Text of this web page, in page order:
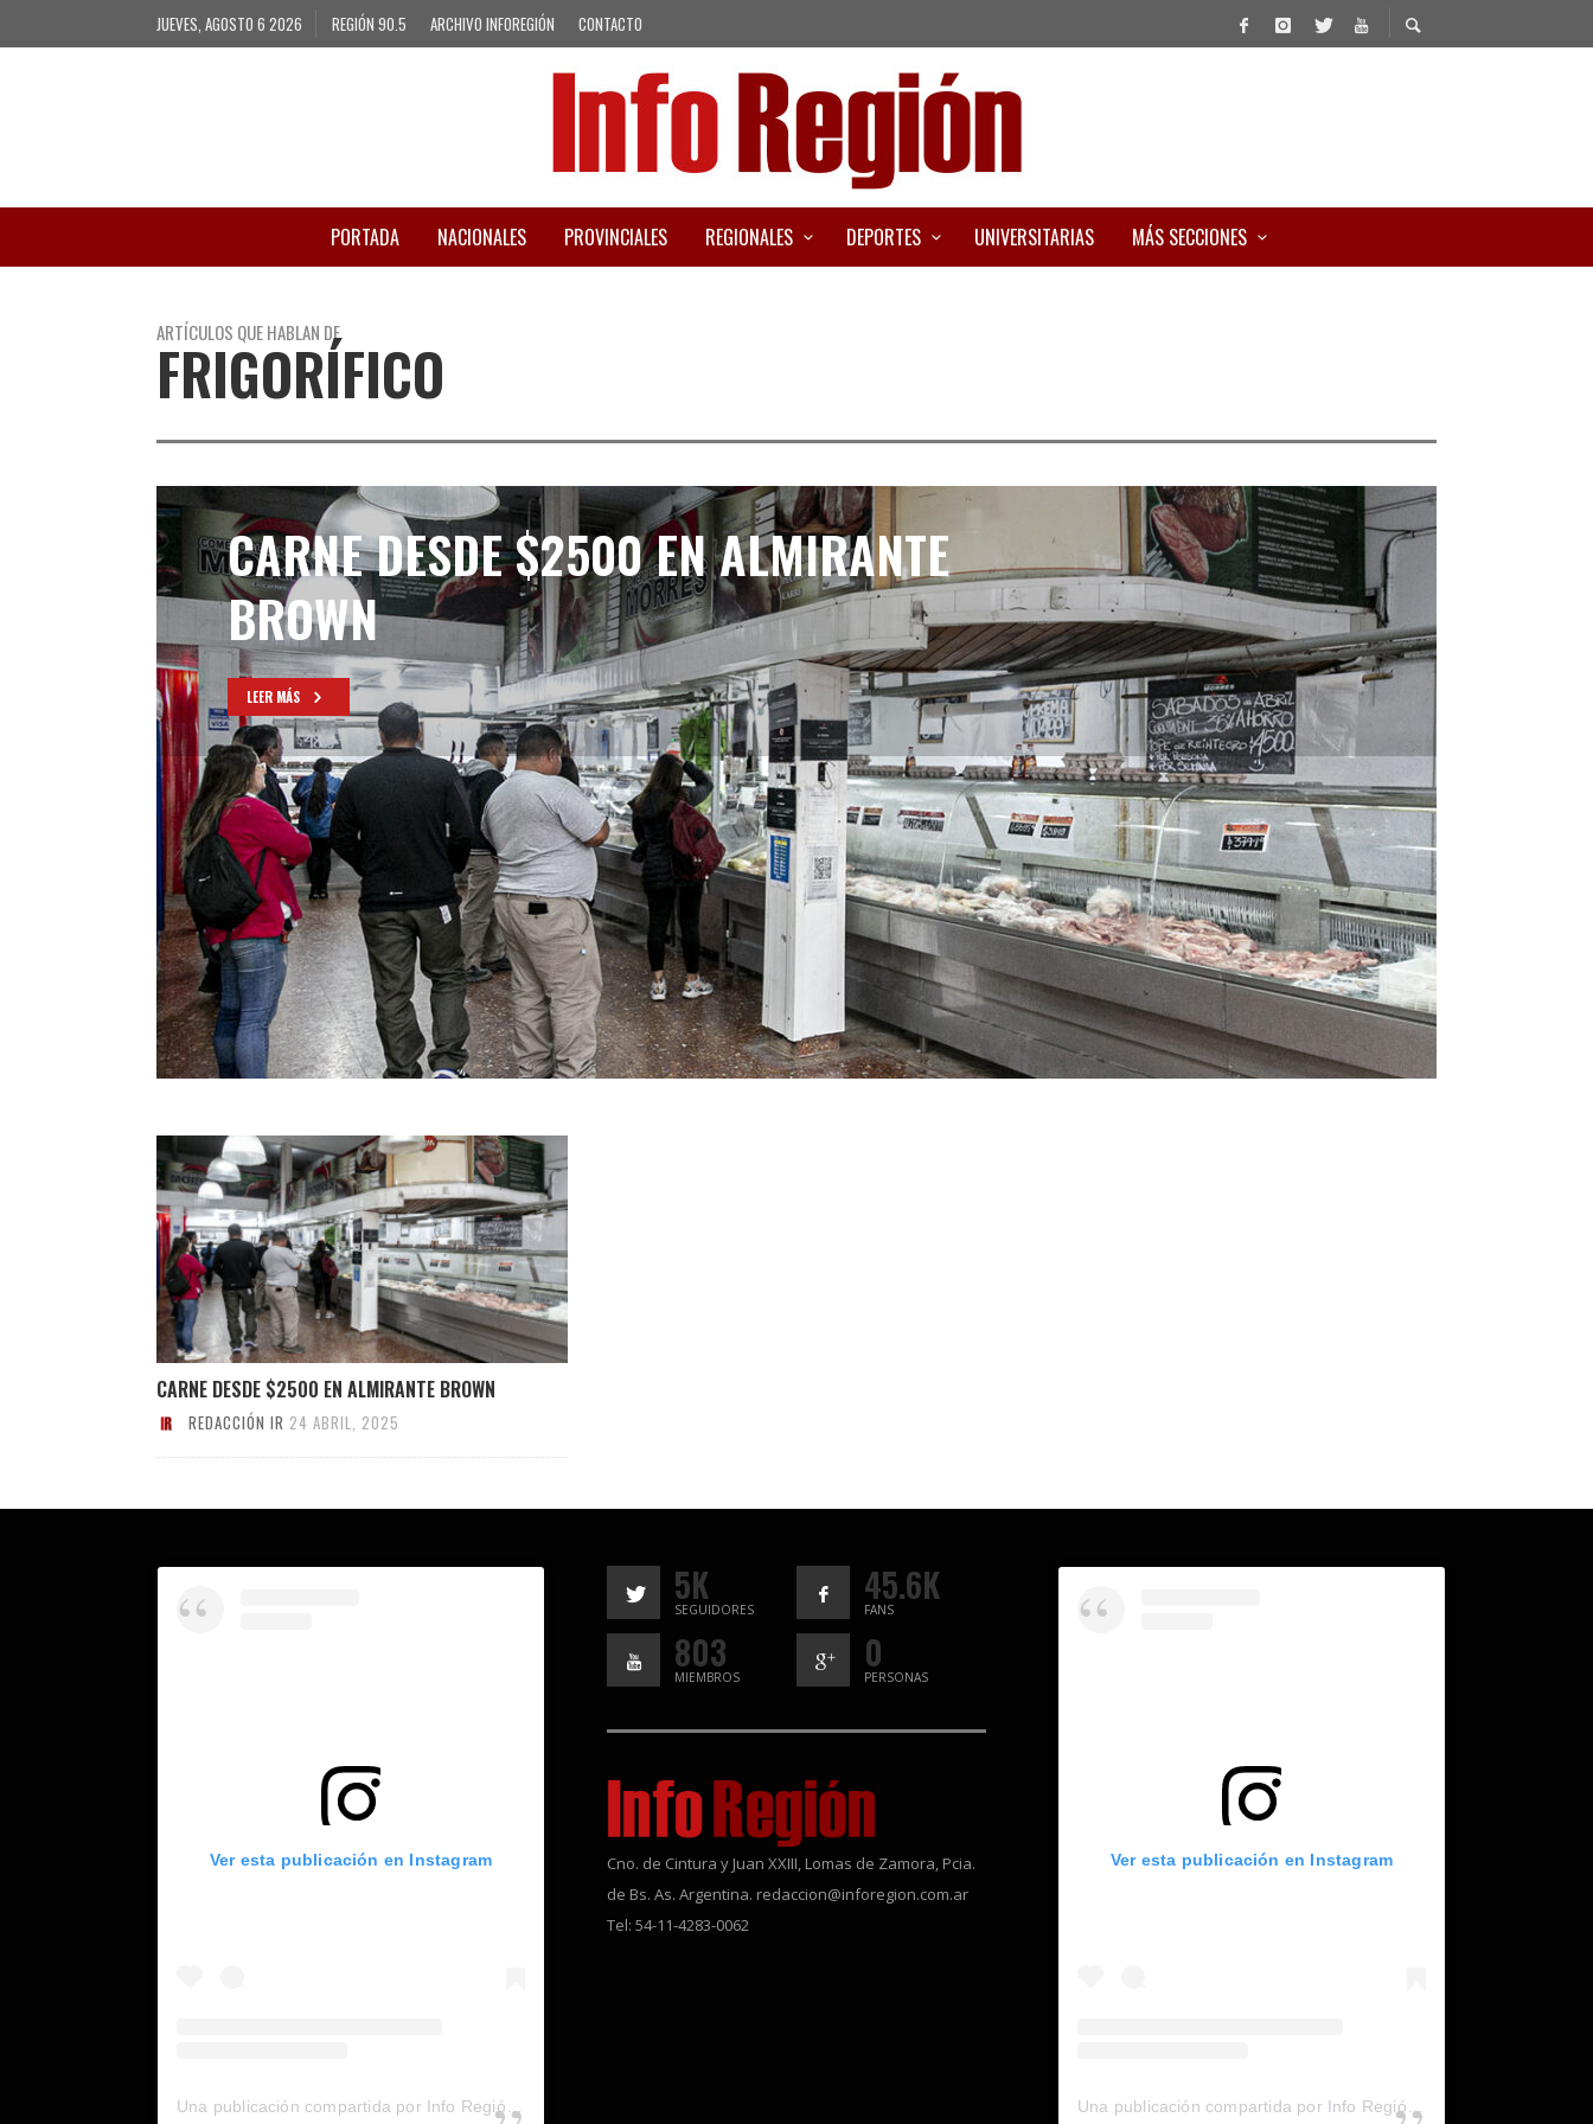
JUEVES, AGOSTO 6 2026 REGIÓN 90.5 ARCHIVO INFOREGIÓN CONTACTO
PORTADA NACIONALES PROVINCIALES REGIONALES DEPORTES UNIVERSITARIAS MÁS SECCIONES
ARTÍCULOS QUE HABLAN DE
FRIGORÍFICO
CARNE DESDE $2500 EN ALMIRANTE
BROWN
LEER MÁS
CARNE DESDE $2500 EN ALMIRANTE BROWN
REDACCIÓN IR 24 ABRIL, 2025
Ver esta publicación en Instagram
5K
SEGUIDORES
45.6K
FANS
803
MIEMBROS
0
PERSONAS
Cno. de Cintura y Juan XXIII, Lomas de Zamora, Pcia.
de Bs. As. Argentina. redaccion@inforegion.com.ar
Tel: 54-11-4283-0062
Ver esta publicación en Instagram